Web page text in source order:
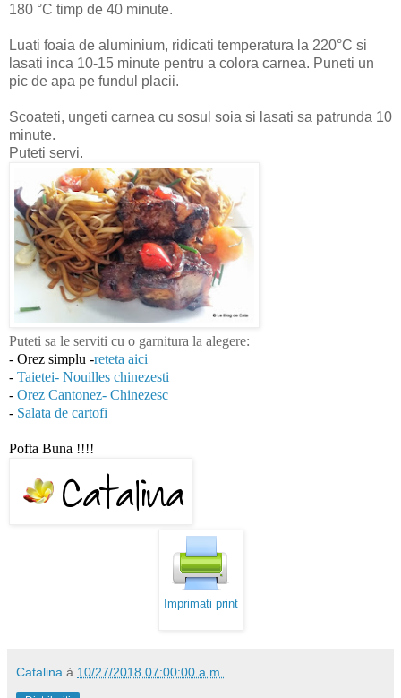
180 °C timp de 40 minute.
Luati foaia de aluminium, ridicati temperatura la 220°C si
lasati inca 10-15 minute pentru a colora carnea. Puneti un
pic de apa pe fundul placii.
Scoateti, ungeti carnea cu sosul soia si lasati sa patrunda 10
minute.
Puteti servi.
Puteti sa le serviti cu o garnitura la alegere:
- Orez simplu -reteta aici
- Taietei- Nouilles chinezesti
- Orez Cantonez- Chinezesc
- Salata de cartofi
Pofta Buna !!!!
Imprimati print
Catalina à 10/27/2018 07:00:00 a.m.